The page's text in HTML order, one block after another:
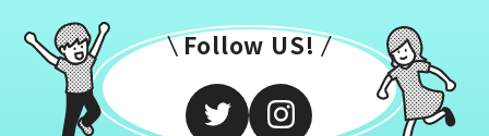
Follow US!